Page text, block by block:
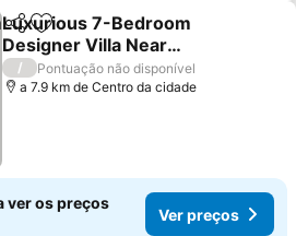
PartilharAdicionar aos favoritos
Luxurious 7-Bedroom
Designer Villa Near
Canggu
/
Pontuação não disponível
a 7.9 km de Centro da cidade
ver os preços
Ver preços